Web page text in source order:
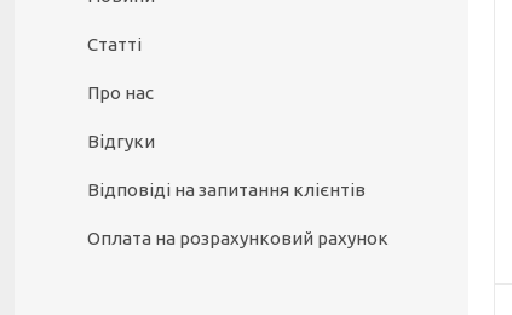
Статті
Про нас
Відгуки
Відповіді на запитання клієнтів
Оплата на розрахунковий рахунок